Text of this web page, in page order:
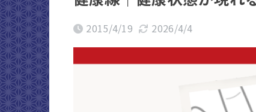
2015/4/19 2026/4/4